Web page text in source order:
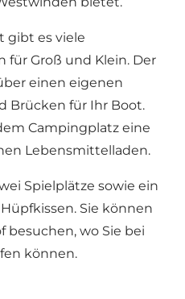
gibt es viele
Groß und Klein. Der
einen eigenen
Brücken für Ihr Boot.
Campingplatz eine
Lebensmittelladen.
Spielplätze sowie ein
Sie können
besuchen, wo Sie bei
können.